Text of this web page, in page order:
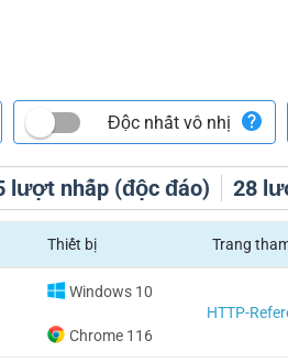
lượt nhấp (độc đáo) 28
Độc nhất vô nhị
Thiết bị Trang
Windows 10
Chrome 116
HTTP-